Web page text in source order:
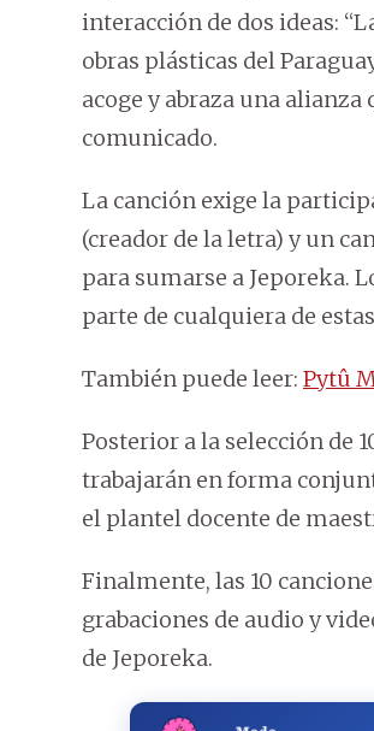
interacción de dos ideas:
obras plásticas del
acoge y abraza una
comunicado.
La canción exige la
(creador de la letra) y un
para sumarse a Jeporeka.
parte de cualquiera de
También puede leer: Pytû
Posterior a la selección de
trabajarán en forma
el plantel docente de
Finalmente, las 10
grabaciones de audio y
de Jeporeka.